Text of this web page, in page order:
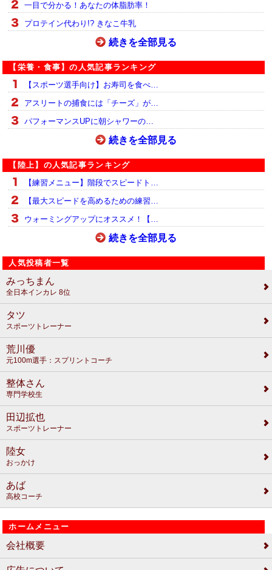
一目で分かる！あなたの体脂肪率！
プロテイン代わり!? きなこ牛乳
続きを全部見る
【栄養・食事】の人気記事ランキング
【スポーツ選手向け】お寿司を食べ…
アスリートの捕食には「チーズ」が…
パフォーマンスUPに朝シャワーの…
続きを全部見る
【陸上】の人気記事ランキング
【練習メニュー】階段でスピードト…
【最大スピードを高めるための練習…
ウォーミングアップにオススメ！【…
続きを全部見る
人気投稿者一覧
みっちまん
全日本インカレ 8位
タツ
スポーツトレーナー
荒川優
元100m選手：スプリントコーチ
整体さん
専門学校生
田辺拡也
スポーツトレーナー
陸女
おっかけ
あば
高校コーチ
ホームメニュー
会社概要